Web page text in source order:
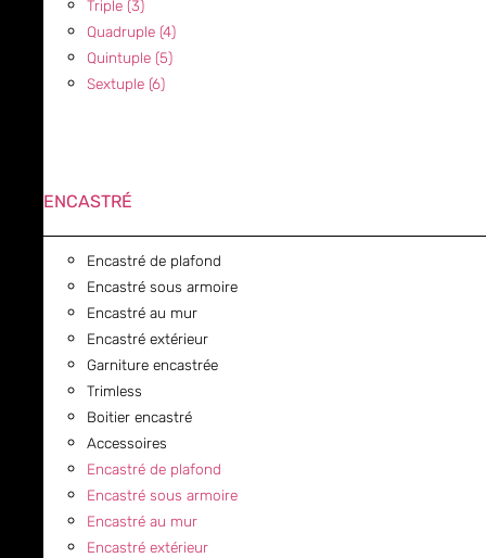
Triple (3)
Quadruple (4)
Quintuple (5)
Sextuple (6)
ENCASTRÉ
Encastré de plafond
Encastré sous armoire
Encastré au mur
Encastré extérieur
Garniture encastrée
Trimless
Boitier encastré
Accessoires
Encastré de plafond
Encastré sous armoire
Encastré au mur
Encastré extérieur